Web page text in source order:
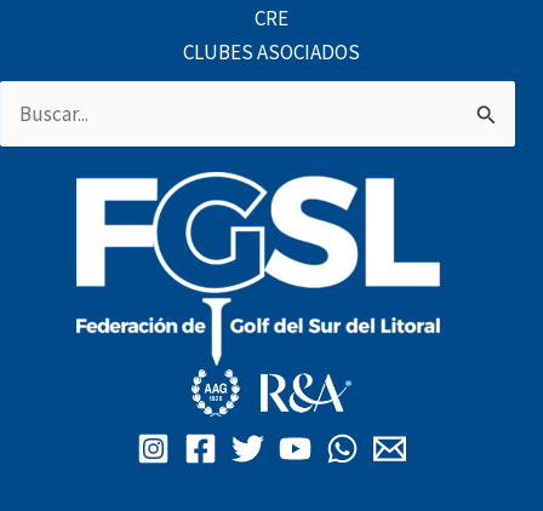
CRE
CLUBES ASOCIADOS
Buscar
por: